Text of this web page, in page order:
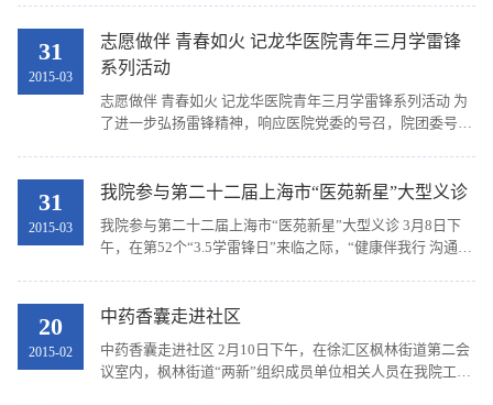
31
2015-03
志愿做伴 青春如火 记龙华医院青年三月学雷锋
系列活动
志愿做伴 青春如火 记龙华医院青年三月学雷锋系列活动 为
了进一步弘扬雷锋精神，响应医院党委的号召，院团委号召
31
2015-03
我院参与第二十二届上海市“医苑新星”大型义诊
我院参与第二十二届上海市“医苑新星”大型义诊 3月8日下
午，在第52个“3.5学雷锋日”来临之际，“健康伴我行 沟通零
20
2015-02
中药香囊走进社区
中药香囊走进社区 2月10日下午，在徐汇区枫林街道第二会
议室内，枫林街道“两新”组织成员单位相关人员在我院工作